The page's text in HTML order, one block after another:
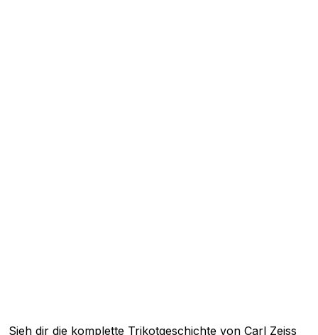
Sieh dir die komplette Trikotgeschichte von Carl Zeiss